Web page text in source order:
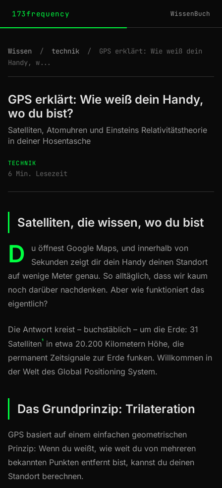
173frequency WissenBuch
Wissen / technik /
GPS erklärt: Wie weiß dein
Handy, w...
GPS erklärt: Wie weiß dein Handy,
wo du bist?
Satelliten, Atomuhren und Einsteins Relativitätstheorie
in deiner Hosentasche
TECHNIK
6 Min. Lesezeit
Satelliten, die wissen, wo du bist
D
u öffnest Google Maps, und innerhalb von
Sekunden zeigt dir dein Handy deinen Standort
auf wenige Meter genau. So alltäglich, dass wir kaum
noch darüber nachdenken. Aber wie funktioniert das
eigentlich?
Die Antwort kreist – buchstäblich – um die Erde: 31
Satelliten¹ in etwa 20.200 Kilometern Höhe, die
permanent Zeitsignale zur Erde funken. Willkommen in
der Welt des Global Positioning System.
Das Grundprinzip: Trilateration
GPS basiert auf einem einfachen geometrischen
Prinzip: Wenn du weißt, wie weit du von mehreren
bekannten Punkten entfernt bist, kannst du deinen
Standort berechnen.